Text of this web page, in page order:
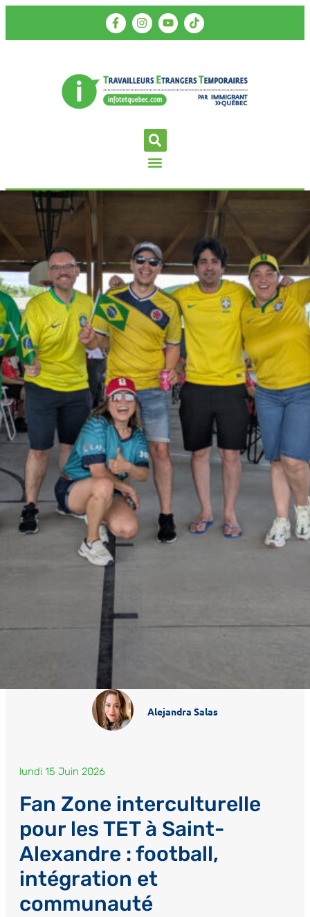
Alejandra Salas
lundi 15 Juin 2026
Fan Zone interculturelle
pour les TET à Saint-
Alexandre : football,
intégration et
communauté